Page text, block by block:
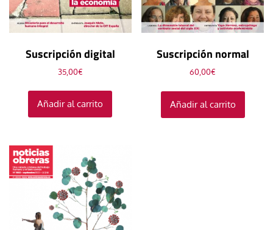
Suscripción digital
35,00€
Añadir al carrito
Suscripción normal
60,00€
Añadir al carrito